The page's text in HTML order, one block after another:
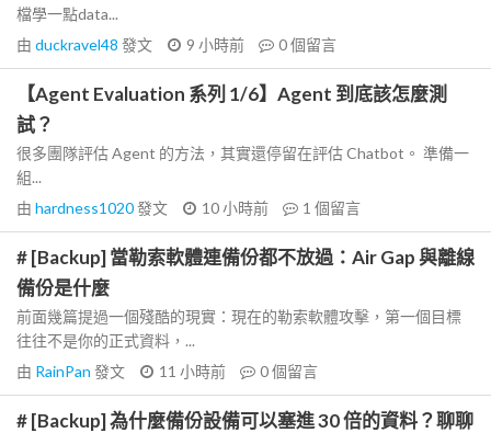
檔學一點data...
由 duckravel48 發文 9 小時前 0個留言
【Agent Evaluation 系列 1/6】Agent 到底該怎麼測
試？
很多團隊評估 Agent 的方法，其實還停留在評估 Chatbot。 準備一
組...
由 hardness1020發文 10 小時前 1 個留言
# [Backup] 當勒索軟體連備份都不放過：Air Gap 與離線
備份是什麼
前面幾篇提過一個殘酷的現實：現在的勒索軟體攻擊，第一個目標
往往不是你的正式資料，...
由 RainPan 發文 11 小時前 0個留言
# [Backup] 為什麼備份設備可以塞進 30 倍的資料？聊聊